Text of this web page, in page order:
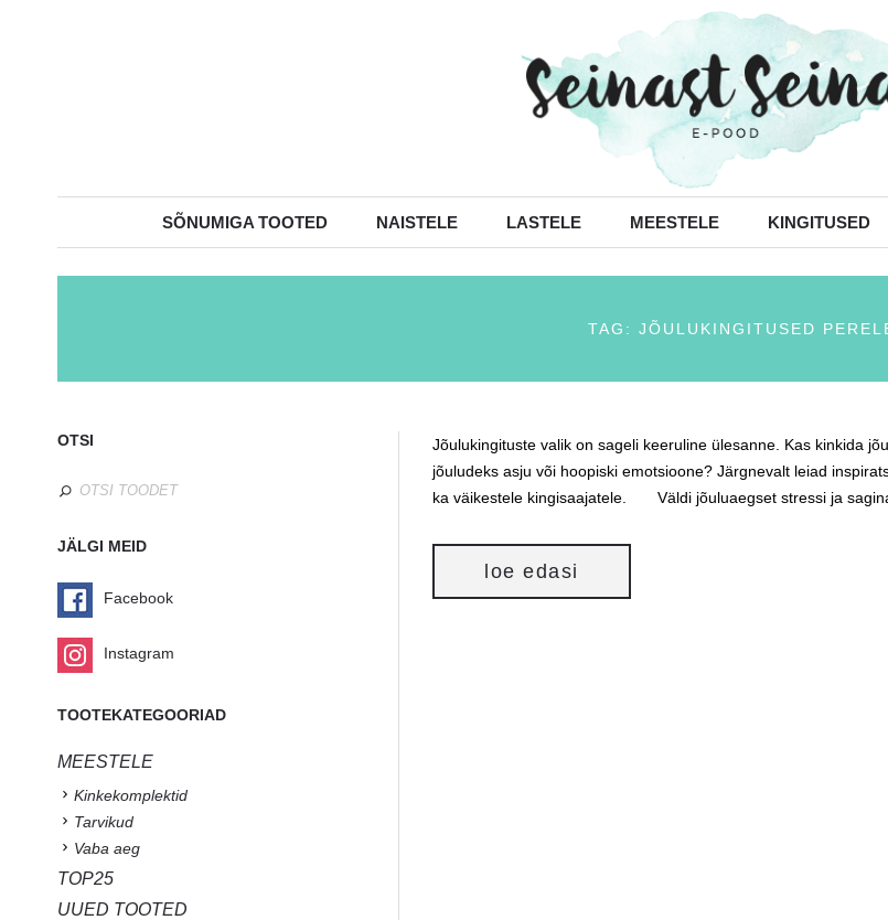
SÕNUMIGA TOOTED NAISTELE LASTELE MEESTELE KINGITUSED
TAG: JÕULUKINGITUSED
Jõulukingituste valik on sageli keeruline ülesanne. Kas kinkida
jõuludeks asju või hoopiski emotsioone? Järgnevalt leiad
ka väikestele kingisaajatele. Väldi jõuluaegset stressi ja
loe edasi
OTSI
JÄLGI MEID
Facebook
Instagram
TOOTEKATEGOORIAD
MEESTELE
Kinkekomplektid
Tarvikud
Vaba aeg
TOP25
UUED TOOTED